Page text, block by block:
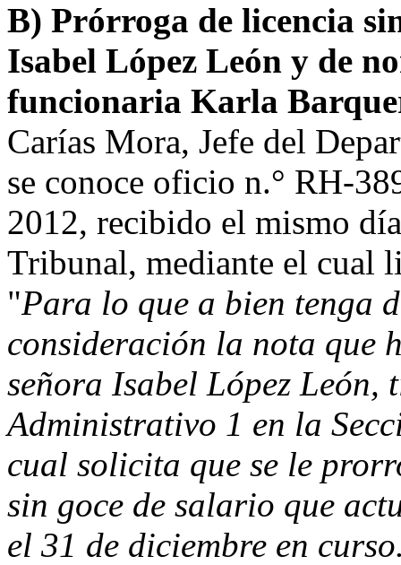
B) Prórroga de licencia
Isabel López León y de
funcionaria Karla
Carías Mora, Jefe del
se conoce oficio n.° RH-
2012, recibido el mismo
Tribunal, mediante el cual
"Para lo que a bien tenga
consideración la nota que
señora Isabel López León,
Administrativo 1 en la
cual solicita que se le
sin goce de salario que
el 31 de diciembre en